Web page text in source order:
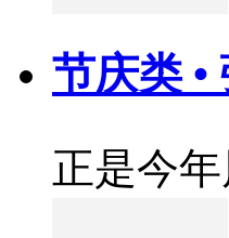
节庆类 •
正是今